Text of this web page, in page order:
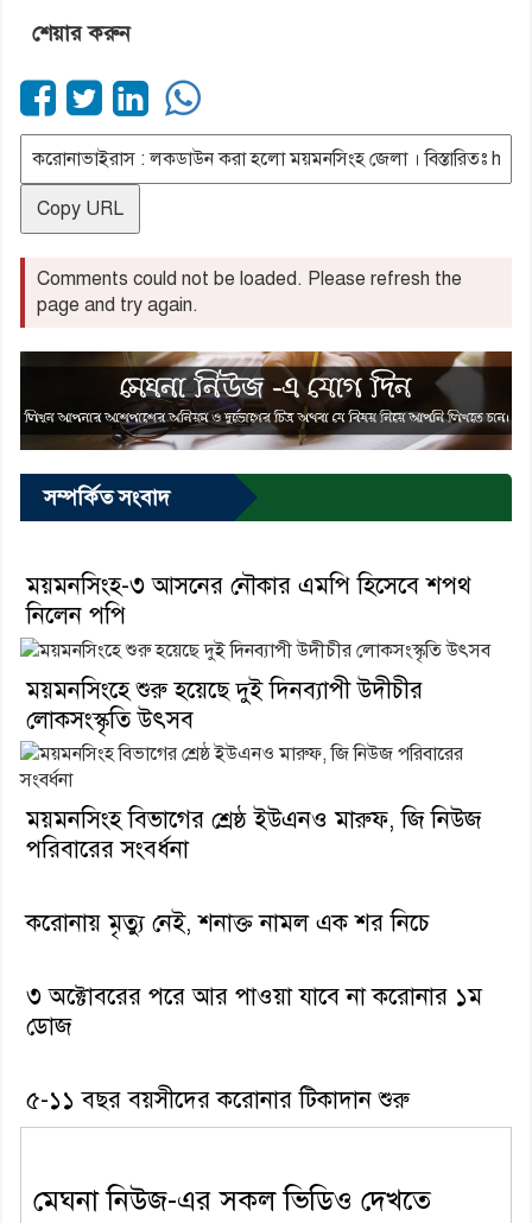
শেয়ার করুন
Copy URL
Comments could not be loaded. Please refresh the
page and try again.
সম্পর্কিত সংবাদ
ময়মনসিংহ-৩ আসনের নৌকার এমপি হিসেবে শপথ
নিলেন পপি
ময়মনসিংহে শুরু হয়েছে দুই দিনব্যাপী উদীচীর
লোকসংস্কৃতি উৎসব
ময়মনসিংহ বিভাগের শ্রেষ্ঠ ইউএনও মারুফ, জি নিউজ
পরিবারের সংবর্ধনা
করোনায় মৃত্যু নেই, শনাক্ত নামল এক শর নিচে
৩ অক্টোবরের পরে আর পাওয়া যাবে না করোনার ১ম
ডোজ
৫-১১ বছর বয়সীদের করোনার টিকাদান শুরু
মেঘনা নিউজ-এর সকল ভিডিও দেখতে